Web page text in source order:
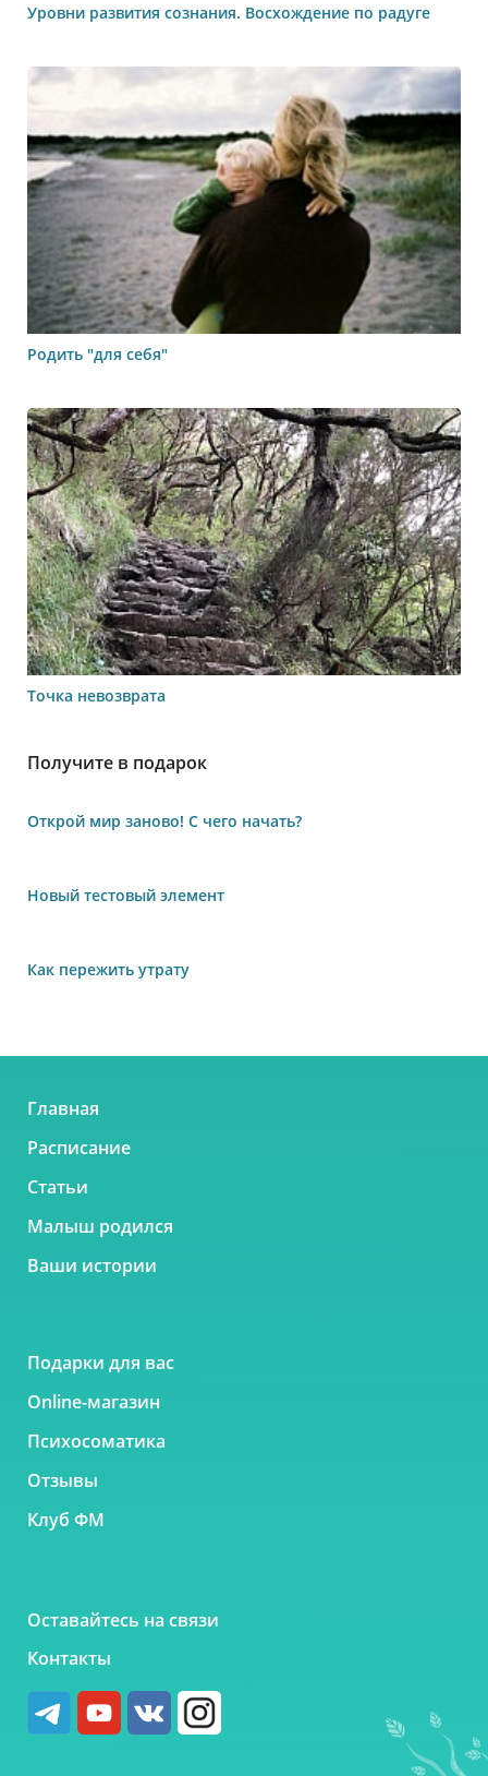
Уровни развития сознания. Восхождение по радуге
Родить "для себя"
Точка невозврата
Получите в подарок
Открой мир заново! С чего начать?
Новый тестовый элемент
Как пережить утрату
Главная
Расписание
Статьи
Малыш родился
Ваши истории
Подарки для вас
Online-магазин
Психосоматика
Отзывы
Клуб ФМ
Оставайтесь на связи
Контакты